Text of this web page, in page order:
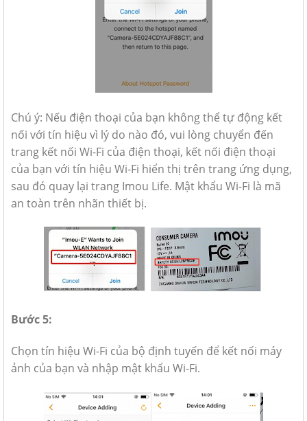
Chú ý: Nếu điện thoại của bạn không thể tự động kết
nối với tín hiệu vì lý do nào đó, vui lòng chuyển đến
trang kết nối Wi-Fi của điện thoại, kết nối điện thoại
của bạn với tín hiệu Wi-Fi hiển thị trên trang ứng dụng,
sau đó quay lại trang Imou Life. Mật khẩu Wi-Fi là mã
an toàn trên nhãn thiết bị.
Bước 5:
Chọn tín hiệu Wi-Fi của bộ định tuyến để kết nối máy
ảnh của bạn và nhập mật khẩu Wi-Fi.